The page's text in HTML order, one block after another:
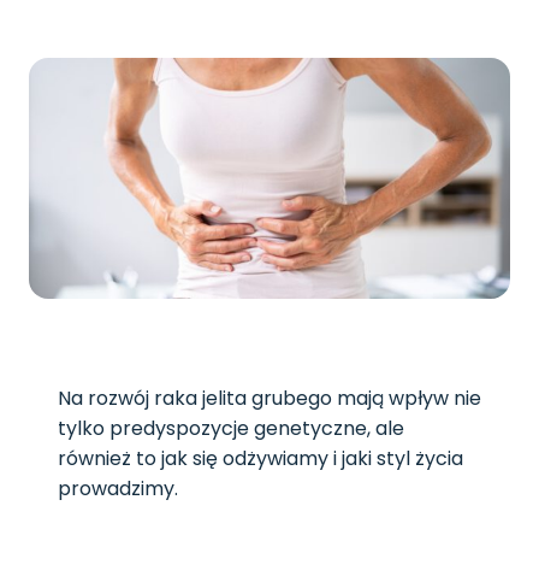
Na rozwój raka jelita grubego mają wpływ nie
tylko predyspozycje genetyczne, ale
również to jak się odżywiamy i jaki styl życia
prowadzimy.